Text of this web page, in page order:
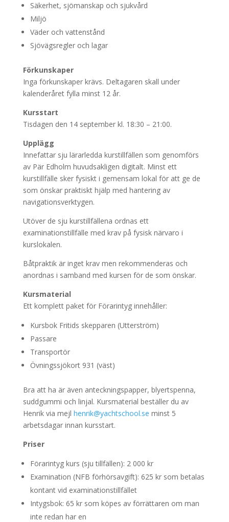
Säkerhet, sjömanskap och sjukvård
Miljö
Väder och vattenstånd
Sjövägsregler och lagar
Förkunskaper
Inga förkunskaper krävs. Deltagaren skall under
kalenderåret fylla minst 12 år.
Kursstart
Tisdagen den 14 september kl. 18:30 – 21:00.
Upplägg
Innefattar sju lärarledda kurstillfällen som genomförs
av Pär Edholm huvudsakligen digitalt. Minst ett
kurstillfälle sker fysiskt i gemensam lokal för att ge de
som önskar praktiskt hjälp med hantering av
navigationsverktygen.
Utöver de sju kurstillfällena ordnas ett
examinationstillfälle med krav på fysisk närvaro i
kurslokalen.
Båtpraktik är inget krav men rekommenderas och
anordnas i samband med kursen för de som önskar.
Kursmaterial
Ett komplett paket för Förarintyg innehåller:
Kursbok Fritids skepparen (Utterström)
Passare
Transportör
Övningssjökort 931 (väst)
Bra att ha är även anteckningspapper, blyertspenna,
suddgummi och linjal. Kursmaterial beställer du av
Henrik via mejl henrik@yachtschool.se minst 5
arbetsdagar innan kursstart.
Priser
Förarintyg kurs (sju tillfällen): 2 000 kr
Examination (NFB förhörsavgift): 625 kr som betalas
kontant vid examinationstillfället
Intygsbok: 65 kr som köpes av förrättaren om man
inte redan har en